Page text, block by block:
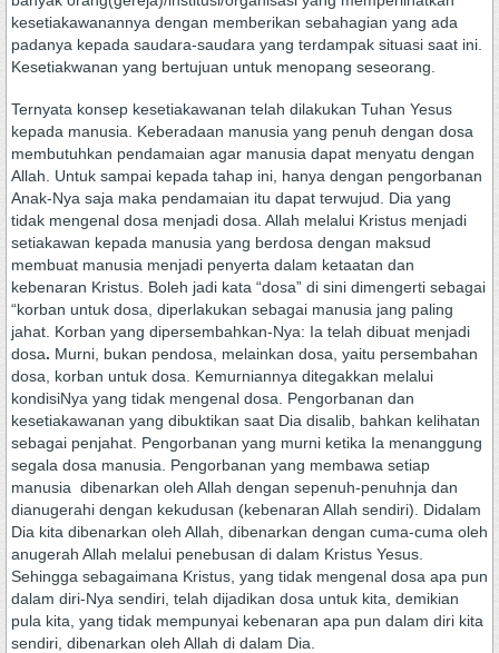
kesetiakawanannya dengan memberikan sebahagian yang ada
padanya kepada saudara-saudara yang terdampak situasi saat ini.
Kesetiakwanan yang bertujuan untuk menopang seseorang.
Ternyata konsep kesetiakawanan telah dilakukan Tuhan Yesus
kepada manusia. Keberadaan manusia yang penuh dengan dosa
membutuhkan pendamaian agar manusia dapat menyatu dengan
Allah. Untuk sampai kepada tahap ini, hanya dengan pengorbanan
Anak-Nya saja maka pendamaian itu dapat terwujud. Dia yang
tidak mengenal dosa menjadi dosa. Allah melalui Kristus menjadi
setiakawan kepada manusia yang berdosa dengan maksud
membuat manusia menjadi penyerta dalam ketaatan dan
kebenaran Kristus. Boleh jadi kata “dosa” di sini dimengerti sebagai
“korban untuk dosa, diperlakukan sebagai manusia jang paling
jahat. Korban yang dipersembahkan-Nya: Ia telah dibuat menjadi
dosa. Murni, bukan pendosa, melainkan dosa, yaitu persembahan
dosa, korban untuk dosa. Kemurniannya ditegakkan melalui
kondisiNya yang tidak mengenal dosa. Pengorbanan dan
kesetiakawanan yang dibuktikan saat Dia disalib, bahkan kelihatan
sebagai penjahat. Pengorbanan yang murni ketika Ia menanggung
segala dosa manusia. Pengorbanan yang membawa setiap
manusia dibenarkan oleh Allah dengan sepenuh-penuhnja dan
dianugerahi dengan kekudusan (kebenaran Allah sendiri). Didalam
Dia kita dibenarkan oleh Allah, dibenarkan dengan cuma-cuma oleh
anugerah Allah melalui penebusan di dalam Kristus Yesus.
Sehingga sebagaimana Kristus, yang tidak mengenal dosa apa pun
dalam diri-Nya sendiri, telah dijadikan dosa untuk kita, demikian
pula kita, yang tidak mempunyai kebenaran apa pun dalam diri kita
sendiri, dibenarkan oleh Allah di dalam Dia.